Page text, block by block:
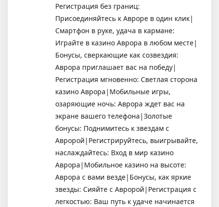
Регистрация без границ:
Присоединяйтесь к Авроре в один клик|
Смартфон в руке, удача в кармане:
Играйте в казино Аврора в любом месте|
Бонусы, сверкающие как созвездия:
Аврора приглашает вас на победу|
Регистрация мгновенно: Светлая сторона
казино Аврора|Мобильные игры,
озаряющие ночь: Аврора ждет вас на
экране вашего телефона|Золотые
бонусы: Поднимитесь к звездам с
Авророй|Регистрируйтесь, выигрывайте,
наслаждайтесь: Вход в мир казино
Аврора|Мобильное казино на высоте:
Аврора с вами везде|Бонусы, как яркие
звезды: Сияйте с Авророй|Регистрация с
легкостью: Ваш путь к удаче начинается